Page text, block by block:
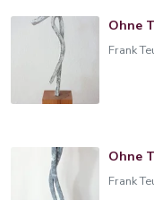
Ohne
Frank
Ohne
Frank